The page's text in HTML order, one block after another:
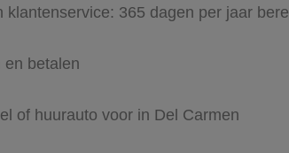
klantenservice: 365 dagen per jaar
en betalen
of huurauto voor in Del Carmen